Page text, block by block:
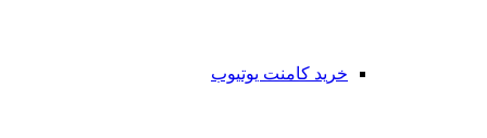
خرید کامنت یوتیوب